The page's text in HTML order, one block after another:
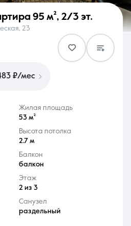
Контакты
297-00-00
95 м², 2/3 эт.
23
₽/мес
Жилая площадь
53 м²
Высота потолка
2.7 м
Балкон
балкон
Этаж
2 из 3
Санузел
раздельный